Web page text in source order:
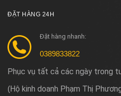
ĐẶT HÀNG 24H
Đặt hàng nhanh:
0389833822
Phục vụ tất cả các ngày trong
(Hộ kinh doanh Phạm Thị